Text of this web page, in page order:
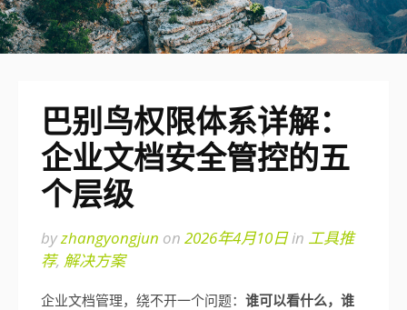
巴别鸟权限体系详解：
企业文档安全管控的五
个层级
byzhangyongjun on 2026年4月10日in 工具推
荐, 解决方案
企业文档管理，绕不开一个问题： 谁可以看什么，谁